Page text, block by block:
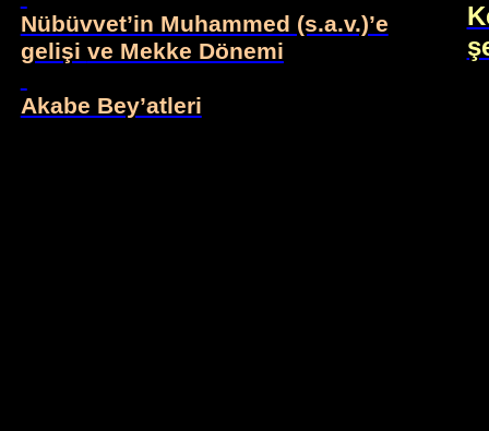
Nübüvvet’in Muhammed (s.a.v.)’e
gelişi ve Mekke Dönemi
Akabe Bey’atleri